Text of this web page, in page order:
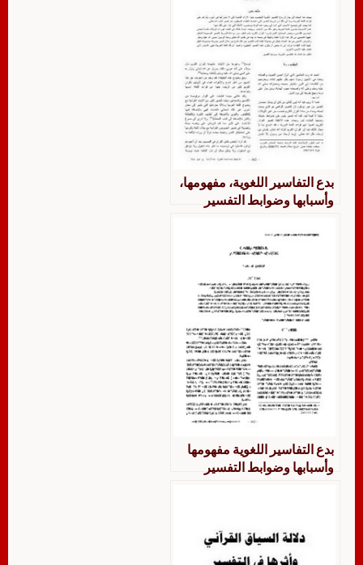
بدع التفاسير اللغوية، مفهومها،
وأسبابها وضوابط التفسير
بدع التفاسير اللغوية مفهومها
وأسبابها وضوابط التفسير